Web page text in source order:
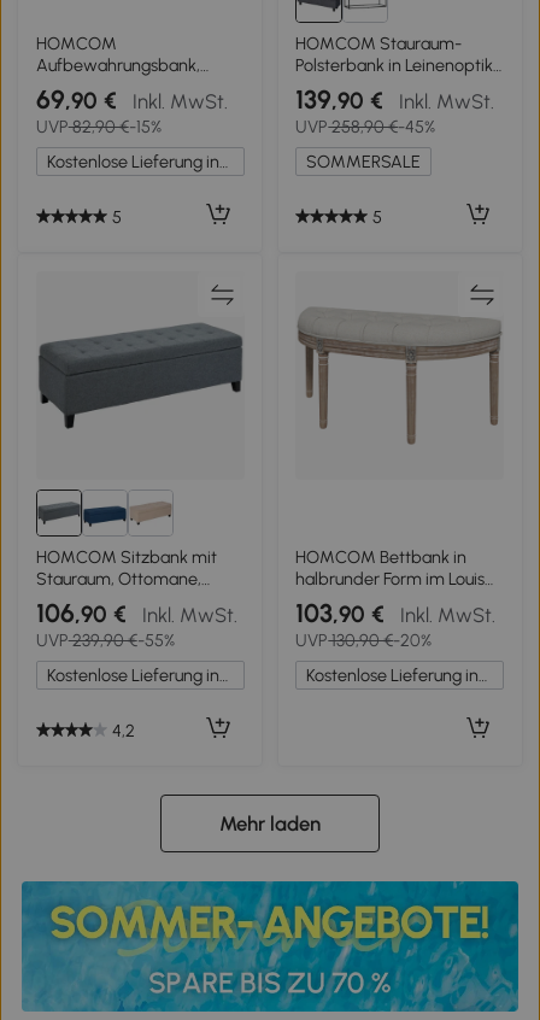
HOMCOM
Aufbewahrungsbank,
gepolsterte Truhenbank
mit Leinenoptik-Stoff,
Deckel und Bambusgestell,
grau und natur
69,90 € Inkl. MwSt.
UVP82,90 €-15%
Kostenlose Lieferung innerhalb Deutschlands
5
HOMCOM Stauraum-
Polsterbank in Leinenoptik,
mit Kautschukholzbeinen,
für Wohnzimmer,
Schlafzimmer, Flur,
Dunkelgrau
139,90 € Inkl. MwSt.
UVP258,90 €-45%
SOMMERSALE
5
HOMCOM Sitzbank mit
Stauraum, Ottomane,
Flurbank,
Knopfheftung,125,1 cm x
48,9 cm x 41,3 cm, Grau
106,90 € Inkl. MwSt.
UVP239,90 €-55%
Kostenlose Lieferung innerhalb Deutschlands
4,2
HOMCOM Bettbank in
halbrunder Form im Louis
XVI-Stil, Struktur aus
geschnitztem Massivholz,
Sitz aus Leinenoptik in
Creme
103,90 € Inkl. MwSt.
UVP130,90 €-20%
Kostenlose Lieferung innerhalb Deutschlands
Mehr laden